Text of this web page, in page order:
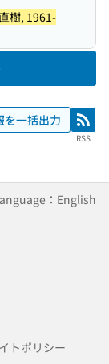
樹, 1961-
を一括出力 RSS
RSS
：English
トポリシー